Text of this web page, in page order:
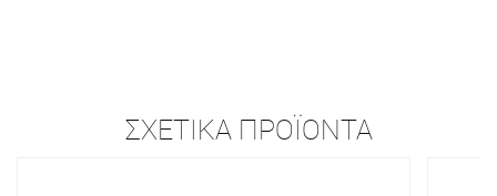
ΣΧΕΤΙΚΆ ΠΡΟΪΌΝΤΑ